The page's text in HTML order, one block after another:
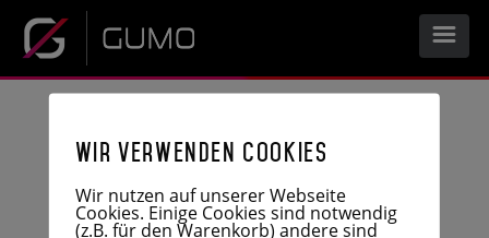
UNTERNEHMEN
Wir verwenden Cookies
Wir nutzen auf unserer Webseite
Cookies. Einige Cookies sind notwendig
(z.B. für den Warenkorb) andere sind